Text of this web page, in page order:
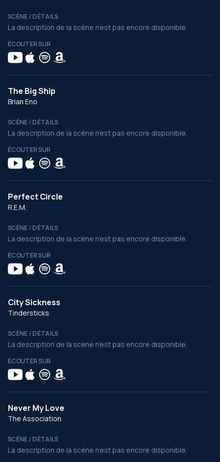
SCÈNE / DÉTAILS
La description de la scène n’est pas encore disponible.
ÉCOUTER SUR
The Big Ship
Brian Eno
SCÈNE / DÉTAILS
La description de la scène n’est pas encore disponible.
ÉCOUTER SUR
Perfect Circle
R.E.M.
SCÈNE / DÉTAILS
La description de la scène n’est pas encore disponible.
ÉCOUTER SUR
City Sickness
Tindersticks
SCÈNE / DÉTAILS
La description de la scène n’est pas encore disponible.
ÉCOUTER SUR
Never My Love
The Association
SCÈNE / DÉTAILS
La description de la scène n’est pas encore disponible.